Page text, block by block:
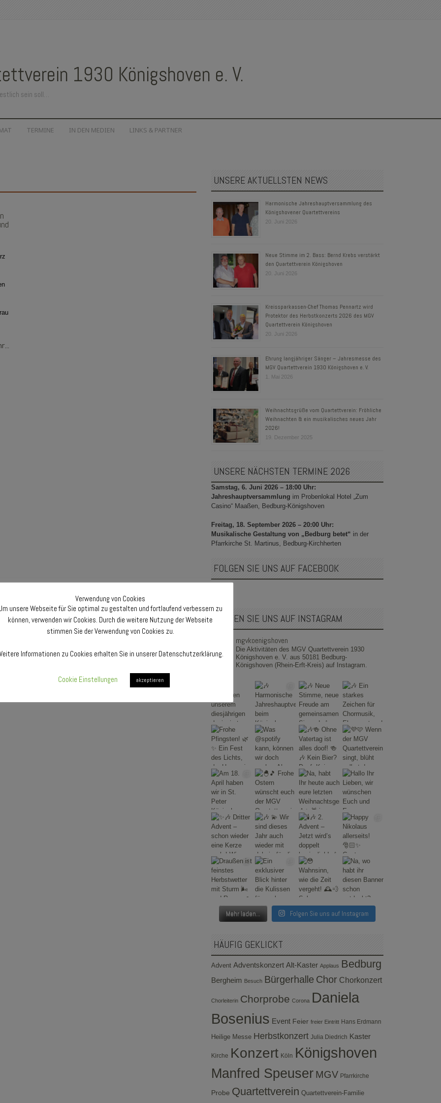
1930 Königshoven e. V.
sein soll…
TERMINE IN DEN MEDIEN LINKS & PARTNER
UNSERE AKTUELLSTEN NEWS
Harmonische Jahreshauptversammlung des
Königshovener Quartettvereins
20. Juni 2026
Neue Stimme im 2. Bass: Bernd Krebs verstärkt
den Quartettverein Königshoven
20. Juni 2026
Kreissparkassen-Chef Thomas Pennartz wird
Protektor des Herbstkonzerts 2026 des MGV
Quartettverein Königshoven
20. Juni 2026
Ehrung langjähriger Sänger – Jahresmesse des
MGV Quartettverein 1930 Königshoven e. V.
1. Mai 2026
Weihnachtsgrüße vom Quartettverein: Fröhliche
Weihnachten & ein musikalisches neues Jahr
2026!
19. Dezember 2025
UNSERE NÄCHSTEN TERMINE 2026
Samstag, 6. Juni 2026 – 18:00 Uhr:
Jahreshauptversammlung im Probenlokal Hotel „Zum
Casino“ Maaßen, Bedburg-Königshoven
Freitag, 18. September 2026 – 20:00 Uhr:
Musikalische Gestaltung von „Bedburg betet“ in der
Pfarrkirche St. Martinus, Bedburg-Kirchherten
FOLGEN SIE UNS AUF FACEBOOK
FOLGEN SIE UNS AUF INSTAGRAM
mgvkoenigshoven
Die Aktivitäten des MGV Quartettverein 1930
Königshoven e. V. aus 50181 Bedburg-
Königshoven (Rhein-Erft-Kreis) auf Instagram.
Mehr laden... Folgen Sie uns auf Instagram
HÄUFIG GEKLICKT
Advent Adventskonzert Alt-Kaster Applaus Bedburg
Bergheim Besuch Bürgerhalle Chor Chorkonzert
Chorleiterin Chorprobe Corona Daniela
Bosenius Event Feier freier Eintritt Hans Erdmann
Heilige Messe Herbstkonzert Julia Diedrich Kaster
Kirche Konzert Köln Königshoven
Manfred Speuser MGV Pfarrkirche
Probe Quartettverein Quartettverein-Familie
Verwendung von Cookies
unsere Webseite für Sie optimal zu gestalten und fortlaufend verbessern zu
können, verwenden wir Cookies. Durch die weitere Nutzung der Webseite
stimmen Sie der Verwendung von Cookies zu.
Informationen zu Cookies erhalten Sie in unserer Datenschutzerklärung.
Cookie Einstellungen akzeptieren